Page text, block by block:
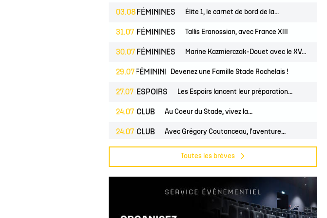
03.08 FÉMININES Élite 1, le carnet de bord de la...
31.07 FÉMININES Tallis Eranossian, avec France XIII
30.07 FÉMININES Marine Kazmierczak-Douet avec le XV...
29.07
FÉMININES CLUB
Devenez une Famille Stade Rochelais !
27.07 ESPOIRS Les Espoirs lancent leur préparation...
24.07 CLUB Au Coeur du Stade, vivez la...
24.07 CLUB Avec Grégory Coutanceau, l'aventure...
Billetterie, les dates de mises en...
Toutes les brèves